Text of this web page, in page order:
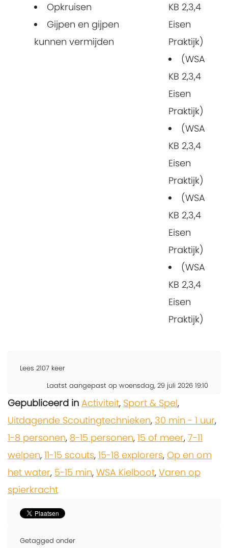
Opkruisen
Gijpen en gijpen
kunnen vermijden
KB 2,3,4
Eisen
Praktijk)
(WSA
KB 2,3,4
Eisen
Praktijk)
(WSA
KB 2,3,4
Eisen
Praktijk)
(WSA
KB 2,3,4
Eisen
Praktijk)
(WSA
KB 2,3,4
Eisen
Praktijk)
Lees 2107 keer
Laatst aangepast op woensdag, 29 juli 2026 19:10
Gepubliceerd in Activiteit, Sport & Spel,
Uitdagende Scoutingtechnieken, 30 min - 1 uur,
1-8 personen, 8-15 personen, 15 of meer, 7-11
welpen, 11-15 scouts, 15-18 explorers, Op en om
het water, 5-15 min, WSA Kielboot, Varen op
spierkracht
Getagged onder